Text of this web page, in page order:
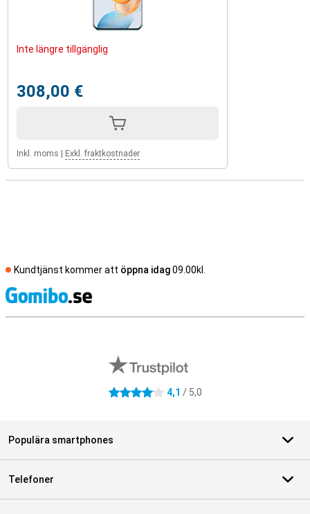
Inte längre tillgänglig
308,00 €
Inkl. moms Exkl. fraktkostnader
Kundtjänst kommer att öppna idag09.00kl.
4.1 stjärnor 4,1 / 5,0
Populära smartphones
Telefoner